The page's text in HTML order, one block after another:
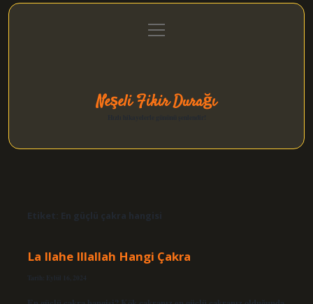
Gizlilik Politikası
menüyü
aç
Neşeli Fikir Durağı
Etiket: En güçlü çakra hangisi
La Ilahe Illallah Hangi Çakra
Tarih: Eylül 16, 2024